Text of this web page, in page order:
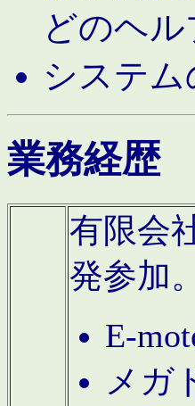
どのヘル
システ
業務経歴
有限会
発参加
E-
メガ